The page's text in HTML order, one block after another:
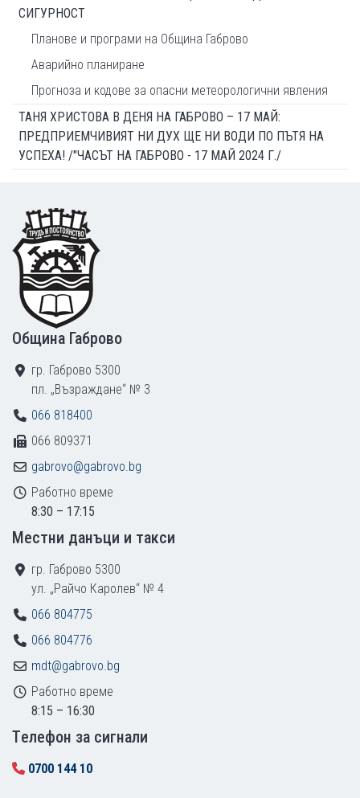
СИГУРНОСТ
Планове и програми на Община Габрово
Аварийно планиране
Прогноза и кодове за опасни метеорологични явления
ТАНЯ ХРИСТОВА В ДЕНЯ НА ГАБРОВО – 17 МАЙ:
ПРЕДПРИЕМЧИВИЯТ НИ ДУХ ЩЕ НИ ВОДИ ПО ПЪТЯ НА
УСПЕХА! /"ЧАСЪТ НА ГАБРОВО - 17 МАЙ 2024 Г./
Footer
Община Габрово
гр. Габрово 5300
пл. „Възраждане“ № 3
066 818400
066 809371
gabrovo@gabrovo.bg
Работно време
8:30 – 17:15
Местни данъци и такси
гр. Габрово 5300
ул. „Райчо Каролев“ № 4
066 804775
066 804776
mdt@gabrovo.bg
Работно време
8:15 – 16:30
Tелефон за сигнали
0700 144 10